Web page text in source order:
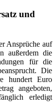
und
Ansprüche auf
außerdem die
für die
Die
hundert Euro
angeboten,
erledigt